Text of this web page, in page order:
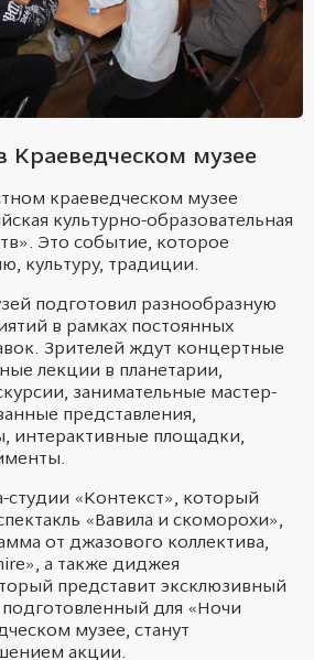
Краеведческом музее
краеведческом музее
культурно-образовательная
Это событие, которое
культуру, традиции.
подготовил разнообразную
в рамках постоянных
Зрителей ждут концертные
лекции в планетарии,
занимательные мастер-
представления,
интерактивные площадки,
студии «Контекст», который
«Вавила и скоморохи»,
от джазового коллектива,
а также диджея
представит эксклюзивный
для «Ночи
музее, станут
акции.